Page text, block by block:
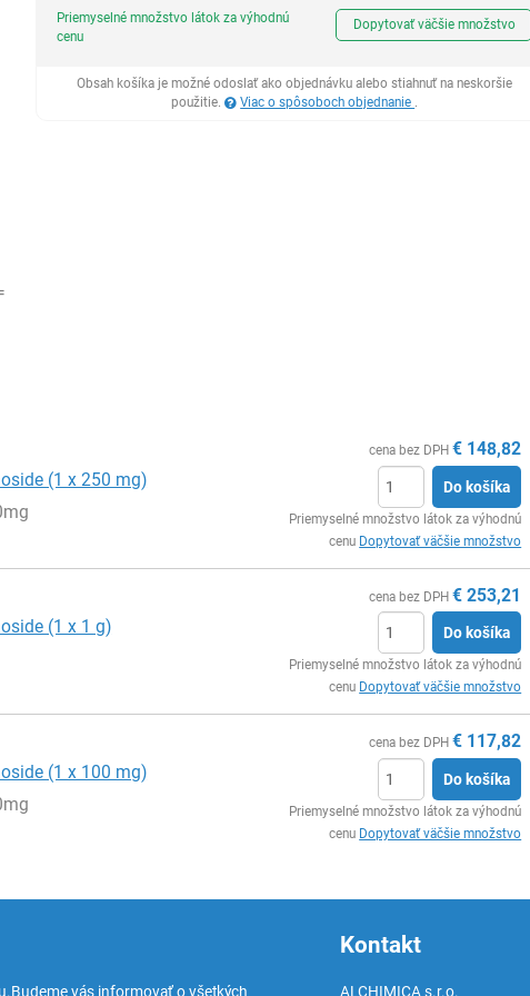
Ks
Priemyselné množstvo látok za výhodnú
cenu
Dopytovať väčšie množstvo
Obsah košíka je možné odoslať ako objednávku alebo stiahnuť na neskoršie
použitie.
Viac o spôsoboch objednanie .
(1 x 250 mg)
cena bez DPH € 148,82
Do košíka
Priemyselné množstvo látok za výhodnú
cenu Dopytovať väčšie množstvo
(1 x 1 g)
cena bez DPH € 253,21
Do košíka
Priemyselné množstvo látok za výhodnú
cenu Dopytovať väčšie množstvo
(1 x 100 mg)
cena bez DPH € 117,82
Do košíka
Priemyselné množstvo látok za výhodnú
cenu Dopytovať väčšie množstvo
Budeme vás informovať o všetkých
Kontakt
ALCHIMICA s.r.o.